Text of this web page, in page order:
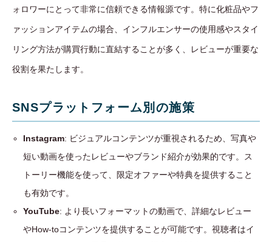
ォロワーにとって非常に信頼できる情報源です。特に化粧品やフ
ァッションアイテムの場合、インフルエンサーの使用感やスタイ
リング方法が購買行動に直結することが多く、レビューが重要な
役割を果たします。
SNSプラットフォーム別の施策
Instagram: ビジュアルコンテンツが重視されるため、写真や
短い動画を使ったレビューやブランド紹介が効果的です。ス
トーリー機能を使って、限定オファーや特典を提供すること
も有効です。
YouTube: より長いフォーマットの動画で、詳細なレビュー
やHow-toコンテンツを提供することが可能です。視聴者はイ